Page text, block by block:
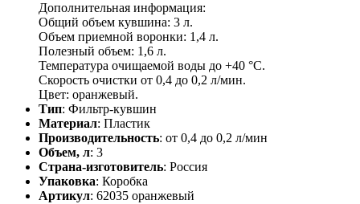
Дополнительная информация:
Общий объем кувшина: 3 л.
Объем приемной воронки: 1,4 л.
Полезный объем: 1,6 л.
Температура очищаемой воды до +40 °С.
Скорость очистки от 0,4 до 0,2 л/мин.
Цвет: оранжевый.
Тип: Фильтр-кувшин
Материал: Пластик
Производительность: от 0,4 до 0,2 л/мин
Объем, л: 3
Страна-изготовитель: Россия
Упаковка: Коробка
Артикул: 62035 оранжевый